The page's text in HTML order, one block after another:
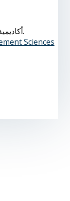
Sciences